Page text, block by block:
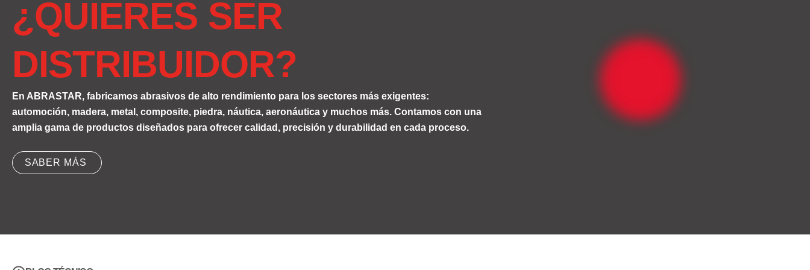
¿QUIERES SER
DISTRIBUIDOR?
En ABRASTAR, fabricamos abrasivos de alto rendimiento para los sectores más exigentes:
automoción, madera, metal, composite, piedra, náutica, aeronáutica y muchos más. Contamos con una
amplia gama de productos diseñados para ofrecer calidad, precisión y durabilidad en cada proceso.
SABER MÁS